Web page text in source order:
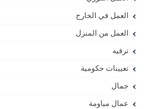
العمل في الخارج
العمل من المنزل
ترفيه
تعيينات حكومية
جمال
عمال مياومة